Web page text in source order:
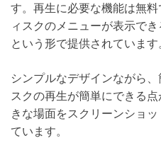
す。再生に必要な機能は無
ィスクのメニューが表示で
という形で提供されています
シンプルなデザインながら
スクの再生が簡単にできる
きな場面をスクリーンショ
ています。